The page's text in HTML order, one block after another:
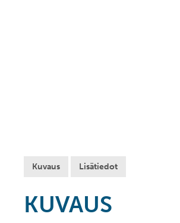
Kuvaus Lisätiedot
KUVAUS